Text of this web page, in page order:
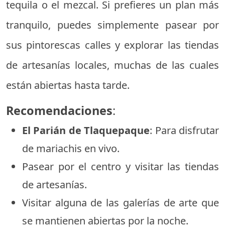
tequila o el mezcal. Si prefieres un plan más
tranquilo, puedes simplemente pasear por
sus pintorescas calles y explorar las tiendas
de artesanías locales, muchas de las cuales
están abiertas hasta tarde.
Recomendaciones:
El Parián de Tlaquepaque: Para disfrutar
de mariachis en vivo.
Pasear por el centro y visitar las tiendas
de artesanías.
Visitar alguna de las galerías de arte que
se mantienen abiertas por la noche.